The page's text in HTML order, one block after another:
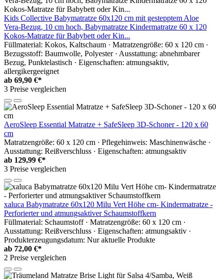
Kids Collective Babymatratze 60x120 cm mit gestepptem Aloe
Vera-Bezug, 10 cm hoch, Babymatratze Kindermatratze 60 x 120
Kokos-Matratze für Babybett oder Kin...
Füllmaterial: Kokos, Kaltschaum · Matratzengröße: 60 x 120 cm ·
Bezugsstoff: Baumwolle, Polyester · Ausstattung: abnehmbarer
Bezug, Punktelastisch · Eigenschaften: atmungsaktiv,
allergikergeeignet
ab 69,90 €*
3 Preise vergleichen
AeroSleep Essential Matratze + SafeSleep 3D-Schoner - 120 x 60
cm
Matratzengröße: 60 x 120 cm · Pflegehinweis: Maschinenwäsche ·
Ausstattung: Reißverschluss · Eigenschaften: atmungsaktiv
ab 129,99 €*
3 Preise vergleichen
xaluca Babymatratze 60x120 Milu Vert Höhe cm- Kindermatratze -
Perforierter und atmungsaktiver Schaumstoffkern
Füllmaterial: Schaumstoff · Matratzengröße: 60 x 120 cm ·
Ausstattung: Reißverschluss · Eigenschaften: atmungsaktiv ·
Produkterzeugungsdatum: Nur aktuelle Produkte
ab 72,00 €*
2 Preise vergleichen